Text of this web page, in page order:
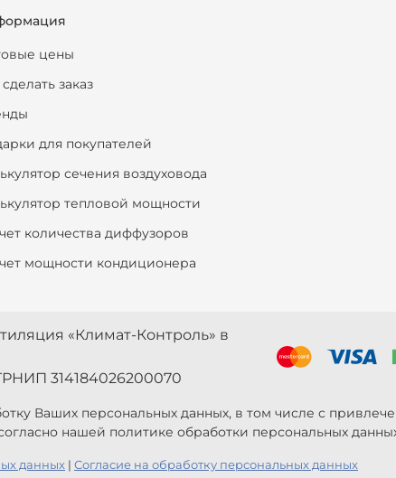
цены
заказ
для покупателей
сечения воздуховода
тепловой мощности
количества диффузоров
мощности кондиционера
«Климат-Контроль» в
314184026200070
Ваших персональных данных, в том числе с
нашей политике обработки персональных
данных | Согласие на обработку персональных данных